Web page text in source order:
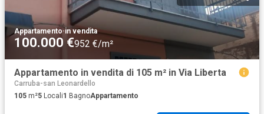
Appartamento·in vendita
100.000 €952 €/m²
Appartamento in vendita di 105 m² in Via Liberta
Carruba-san Leonardello
105 m²5 Locali1 BagnoAppartamento